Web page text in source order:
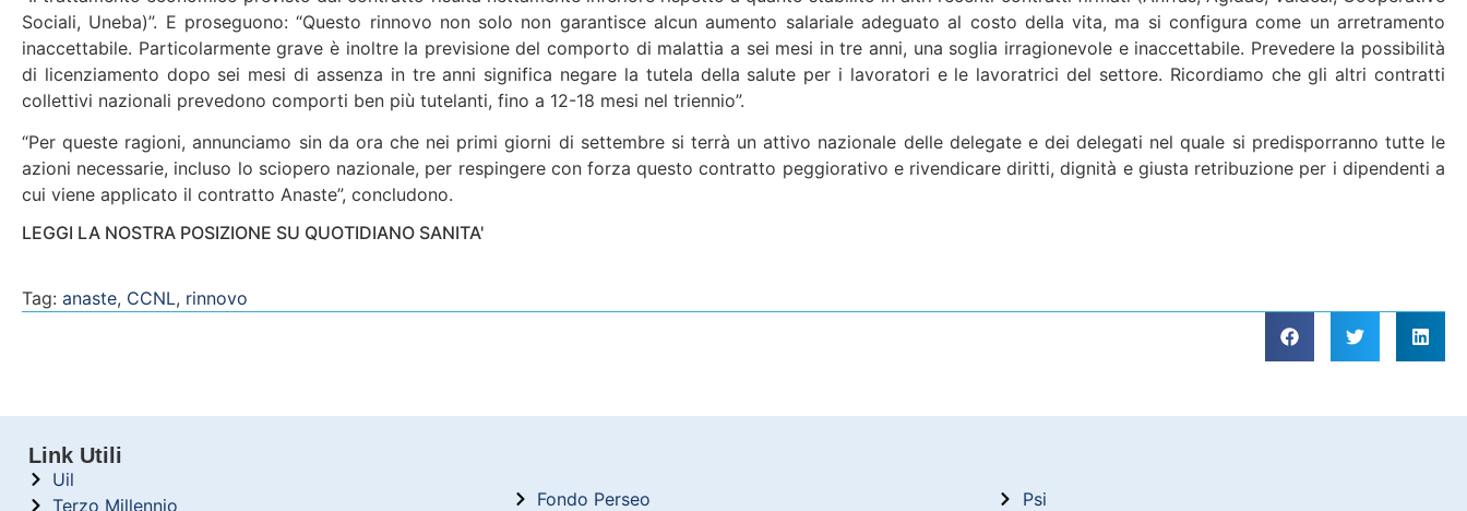
Sociali, Uneba)”. E proseguono: “Questo rinnovo non solo non garantisce alcun aumento salariale adeguato al costo della vita, ma si configura come un arretramento
inaccettabile. Particolarmente grave è inoltre la previsione del comporto di malattia a sei mesi in tre anni, una soglia irragionevole e inaccettabile. Prevedere la possibilità
di licenziamento dopo sei mesi di assenza in tre anni significa negare la tutela della salute per i lavoratori e le lavoratrici del settore. Ricordiamo che gli altri contratti
collettivi nazionali prevedono comporti ben più tutelanti, fino a 12-18 mesi nel triennio”.
“Per queste ragioni, annunciamo sin da ora che nei primi giorni di settembre si terrà un attivo nazionale delle delegate e dei delegati nel quale si predisporranno tutte le
azioni necessarie, incluso lo sciopero nazionale, per respingere con forza questo contratto peggiorativo e rivendicare diritti, dignità e giusta retribuzione per i dipendenti a
cui viene applicato il contratto Anaste”, concludono.
LEGGI LA NOSTRA POSIZIONE SU QUOTIDIANO SANITA'
Tag: anaste, CCNL, rinnovo
Link Utili
Uil
Terzo Millennio
Fondo Perseo Psi